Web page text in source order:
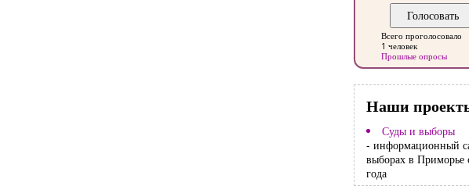
Всего проголосовало
1 человек
Прошлые опросы
Наши
Суды и выборы
- информационный
выборах в Приморье
года